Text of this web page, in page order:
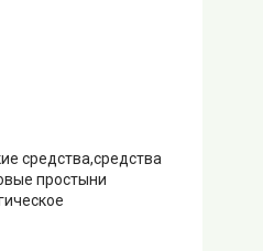
средства,средства
простыни